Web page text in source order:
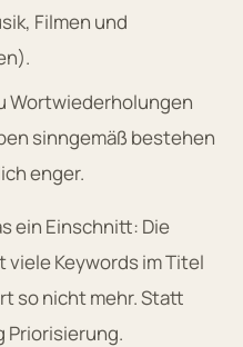
Filmen und
Wortwiederholungen
sinngemäß bestehen
enger.
ein Einschnitt: Die
Keywords im Titel
so nicht mehr. Statt
Priorisierung.